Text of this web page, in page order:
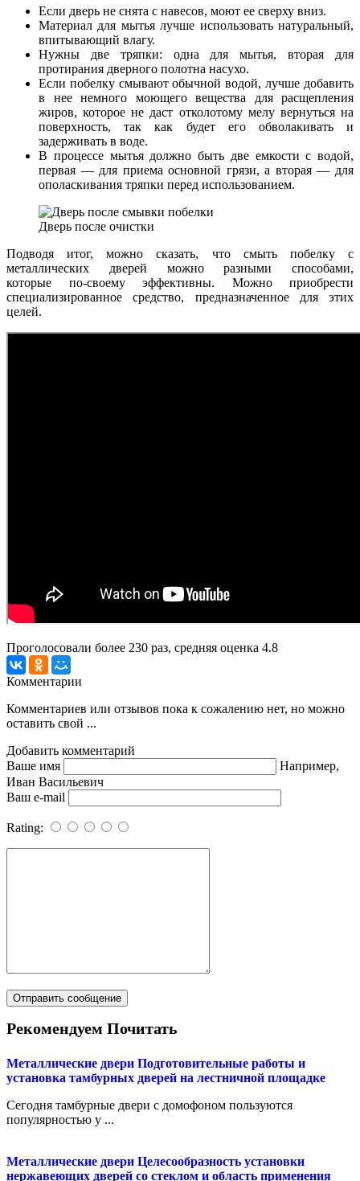
Если дверь не снята с навесов, моют ее сверху вниз.
Материал для мытья лучше использовать натуральный,
впитывающий влагу.
Нужны две тряпки: одна для мытья, вторая для
протирания дверного полотна насухо.
Если побелку смывают обычной водой, лучше добавить
в нее немного моющего вещества для расщепления
жиров, которое не даст отколотому мелу вернуться на
поверхность, так как будет его обволакивать и
задерживать в воде.
В процессе мытья должно быть две емкости с водой,
первая — для приема основной грязи, а вторая — для
ополаскивания тряпки перед использованием.
Дверь после очистки
Подводя итог, можно сказать, что смыть побелку с
металлических дверей можно разными способами,
которые по-своему эффективны. Можно приобрести
специализированное средство, предназначенное для этих
целей.
Проголосовали более 230 раз, средняя оценка 4.8
Комментарии
Комментариев или отзывов пока к сожалению нет, но можно
оставить свой ...
Добавить комментарий
Ваше имя
Например,
Иван Васильевич
Ваш e-mail
Rating:
Рекомендуем Почитать
Металлические двери Подготовительные работы и
установка тамбурных дверей на лестничной площадке
Сегодня тамбурные двери с домофоном пользуются
популярностью у ...
Металлические двери Целесообразность установки
нержавеющих дверей со стеклом и область применения